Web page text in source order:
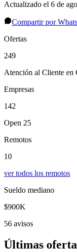
Actualizado el 6 de
Compartir por
Ofertas
249
Atención al Cliente
Empresas
142
Open 25
Remotos
10
ver todos los remotos
Sueldo mediano
$900K
56 avisos
Últimas